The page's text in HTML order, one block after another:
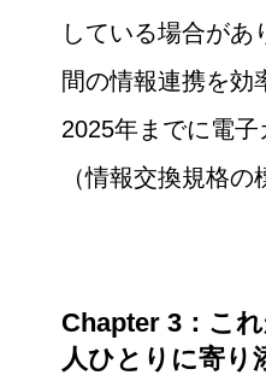
している場合があ
間の情報連携を効
2025年までに電
（情報交換規格の
Chapter 3：こ
人ひとりに寄り